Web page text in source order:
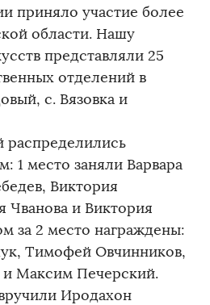
приняло участие более
области. Нашу
представляли 25
отделений в
с. Вязовка и
распределились
1 место заняли Варвара
Виктория
Чванова и Виктория
за 2 место награждены:
Тимофей Овчинников,
и Максим Печерский.
Иродахон